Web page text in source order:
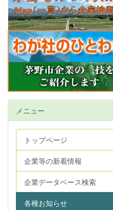
メニュー
トップページ
企業等の新着情報
企業データベース検索
各種お知らせ